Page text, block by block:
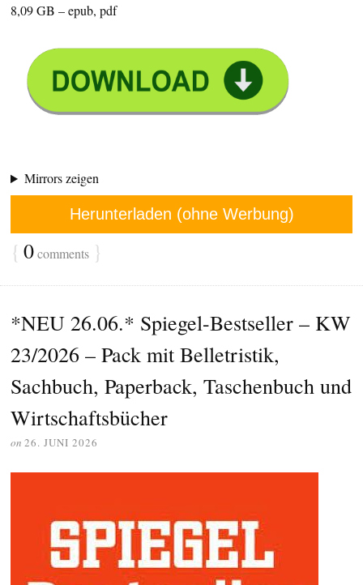
8,09 GB – epub, pdf
Mirrors zeigen
Herunterladen (ohne Werbung)
{ 0comments }
*NEU 26.06.* Spiegel-Bestseller – KW
23/2026 – Pack mit Belletristik,
Sachbuch, Paperback, Taschenbuch und
Wirtschaftsbücher
on 26. JUNI 2026